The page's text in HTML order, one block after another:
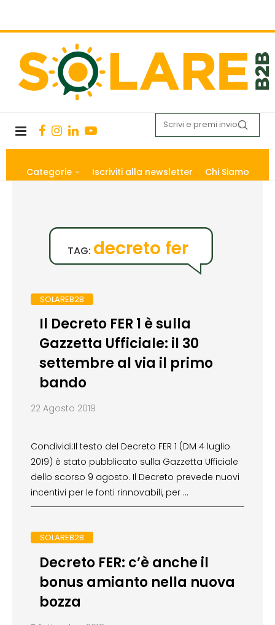
Categorie Iscriviti alla newsletter Chi Siamo
TAG: decreto fer
SOLAREB2B
Il Decreto FER 1 è sulla
Gazzetta Ufficiale: il 30
settembre al via il primo
bando
22 Agosto 2019
Condividi:Il testo del Decreto FER 1 (DM 4 luglio
2019) è stato pubblicato sulla Gazzetta Ufficiale
dello scorso 9 agosto. Il Decreto prevede nuovi
incentivi per le fonti rinnovabili, per …
SOLAREB2B
Decreto FER: c’è anche il
bonus amianto nella nuova
bozza